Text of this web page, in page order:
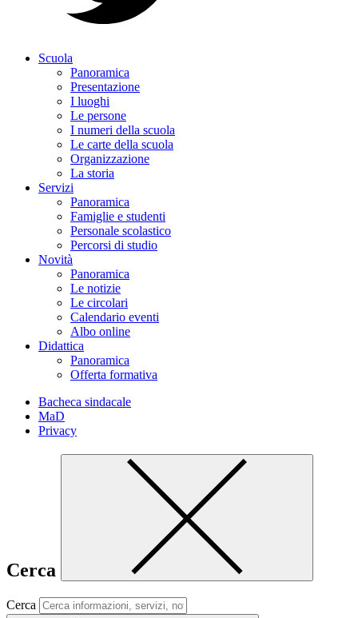
Scuola
Panoramica
Presentazione
I luoghi
Le persone
I numeri della scuola
Le carte della scuola
Organizzazione
La storia
Servizi
Panoramica
Famiglie e studenti
Personale scolastico
Percorsi di studio
Novità
Panoramica
Le notizie
Le circolari
Calendario eventi
Albo online
Didattica
Panoramica
Offerta formativa
Bacheca sindacale
MaD
Privacy
Cerca
Cerca